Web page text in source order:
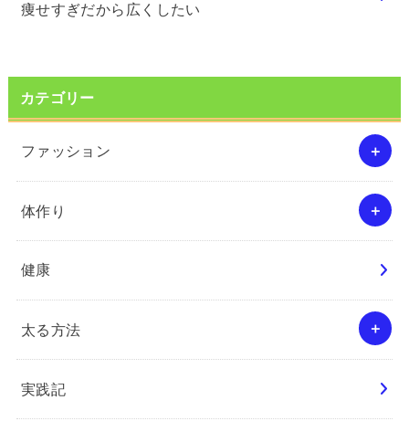
痩せすぎだから広くしたい
カテゴリー
ファッション
体作り
健康
太る方法
実践記